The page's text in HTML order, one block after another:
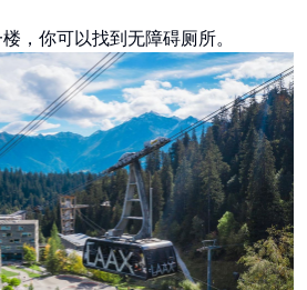
，你可以找到无障碍厕所。